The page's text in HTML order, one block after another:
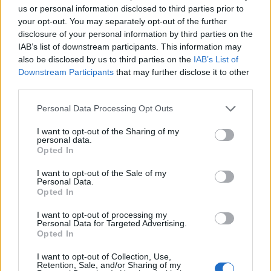
us or personal information disclosed to third parties prior to
your opt-out. You may separately opt-out of the further
disclosure of your personal information by third parties on the
IAB’s list of downstream participants. This information may
also be disclosed by us to third parties on the IAB’s List of
Downstream Participants that may further disclose it to other
Personal Data Processing Opt Outs
I want to opt-out of the Sharing of my
personal data.
Opted In
I want to opt-out of the Sale of my
Personal Data.
Opted In
I want to opt-out of processing my
Personal Data for Targeted Advertising.
Opted In
I want to opt-out of Collection, Use,
Retention, Sale, and/or Sharing of my
TAIP PAT SKAITYKITE
Lietuva Klaipėda